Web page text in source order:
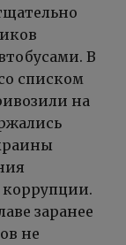
В
списком
на
коррупции.
заранее
не